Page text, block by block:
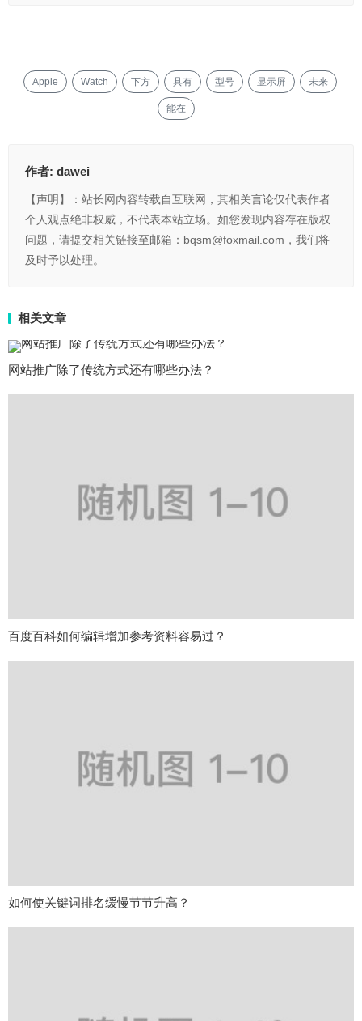
Apple Watch 下方 具有 型号 显示屏 未来
能在
作者: dawei
【声明】：站长网内容转载自互联网，其相关言论仅代表作者
个人观点绝非权威，不代表本站立场。如您发现内容存在版权
问题，请提交相关链接至邮箱：bqsm@foxmail.com，我们将
及时予以处理。
相关文章
网站推广除了传统方式还有哪些办法？
百度百科如何编辑增加参考资料容易过？
如何使关键词排名缓慢节节升高？